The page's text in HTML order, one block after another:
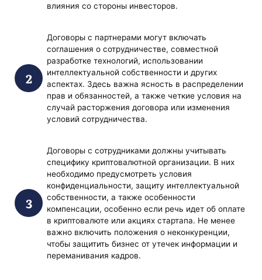
влияния со стороны инвесторов.
Договоры с партнерами могут включать
соглашения о сотрудничестве, совместной
разработке технологий, использовании
интеллектуальной собственности и других
аспектах. Здесь важна ясность в распределении
прав и обязанностей, а также четкие условия на
случай расторжения договора или изменения
условий сотрудничества.
Договоры с сотрудниками должны учитывать
специфику криптовалютной организации. В них
необходимо предусмотреть условия
конфиденциальности, защиту интеллектуальной
собственности, а также особенности
компенсации, особенно если речь идет об оплате
в криптовалюте или акциях стартапа. Не менее
важно включить положения о неконкуренции,
чтобы защитить бизнес от утечек информации и
переманивания кадров.